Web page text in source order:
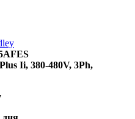
Ii, 380-480V, 3Ph,